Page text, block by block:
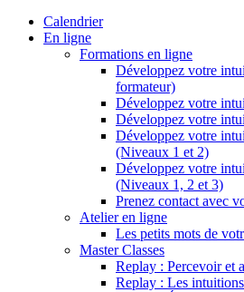
Calendrier
En ligne
Formations en ligne
Développez votre
formateur)
Développez votre
Développez votre
Développez votre
(Niveaux 1 et 2)
Développez votre
(Niveaux 1, 2 et 3)
Prenez contact avec
Atelier en ligne
Les petits mots de
Master Classes
Replay : Percevoir et
Replay : Les